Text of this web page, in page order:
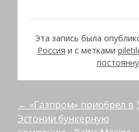
Эта запись была
Россия и с метками
Post
← «Газпром» приобрел в
Эстонии бункерную